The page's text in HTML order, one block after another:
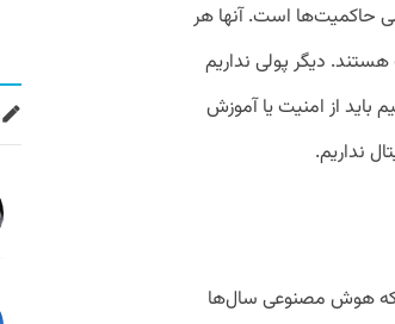
حاکمیت‌ها است. آنها هر
دیگر پولی نداریم
باید از امنیت یا آموزش
نداریم.
هوش مصنوعی سال‌ها